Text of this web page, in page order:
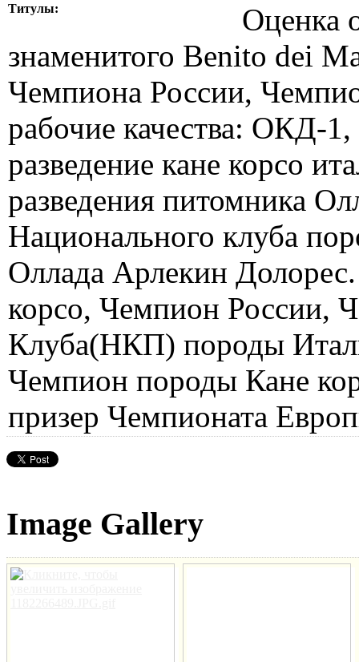
Титулы:
Оценка
знаменитого Benito dei
Чемпиона России,
рабочие качества: ОКД-
разведение кане корсо
разведения питомника
Национального клуба
Оллада Арлекин
корсо, Чемпион России,
Клуба(НКП) породы
Чемпион породы Кане
призер Чемпионата
Image Gallery